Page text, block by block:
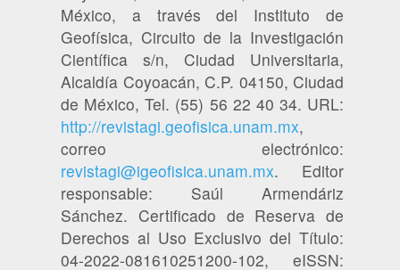
México, a través del Instituto de
Geofísica, Circuito de la Investigación
Científica s/n, Ciudad Universitaria,
Alcaldía Coyoacán, C.P. 04150, Ciudad
de México, Tel. (55) 56 22 40 34. URL:
http://revistagi.geofisica.unam.mx,
correo electrónico:
revistagi@igeofisica.unam.mx. Editor
responsable: Saúl Armendáriz
Sánchez. Certificado de Reserva de
Derechos al Uso Exclusivo del Título:
04-2022-081610251200-102, eISSN: